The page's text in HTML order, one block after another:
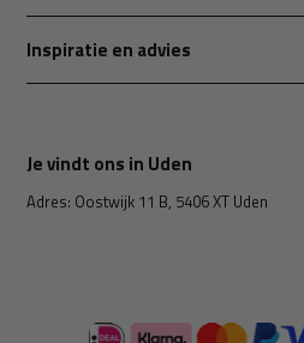
Inspiratie en advies
Je vindt ons in Uden
Adres: Oostwijk 11 B, 5406 XT Uden